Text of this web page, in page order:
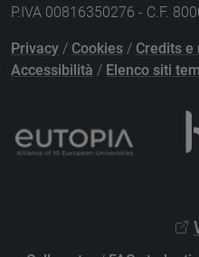
P.IVA 00816350276 - C.F.
Privacy / Cookies / Credits e
Accessibilità / Elenco siti